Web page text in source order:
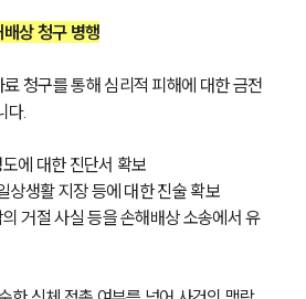
상 청구 병행
청구를 통해 심리적 피해에 대한 금전
다.
에 대한 진단서 확보
상생활 지장 등에 대한 진술 확보
거절 사실 등을 손해배상 소송에서 유